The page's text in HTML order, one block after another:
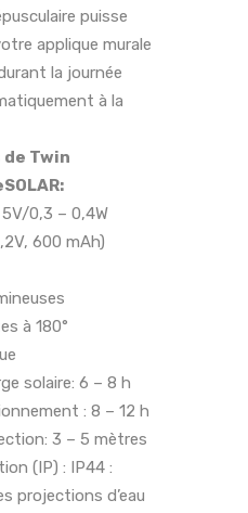
puisse
applique murale
la journée
à la
Twin
0,3 – 0,4W
600 mAh)
à 180°
solaire: 6 – 8 h
: 8 – 12 h
3 – 5 mètres
(IP) : IP44 :
projections d’eau